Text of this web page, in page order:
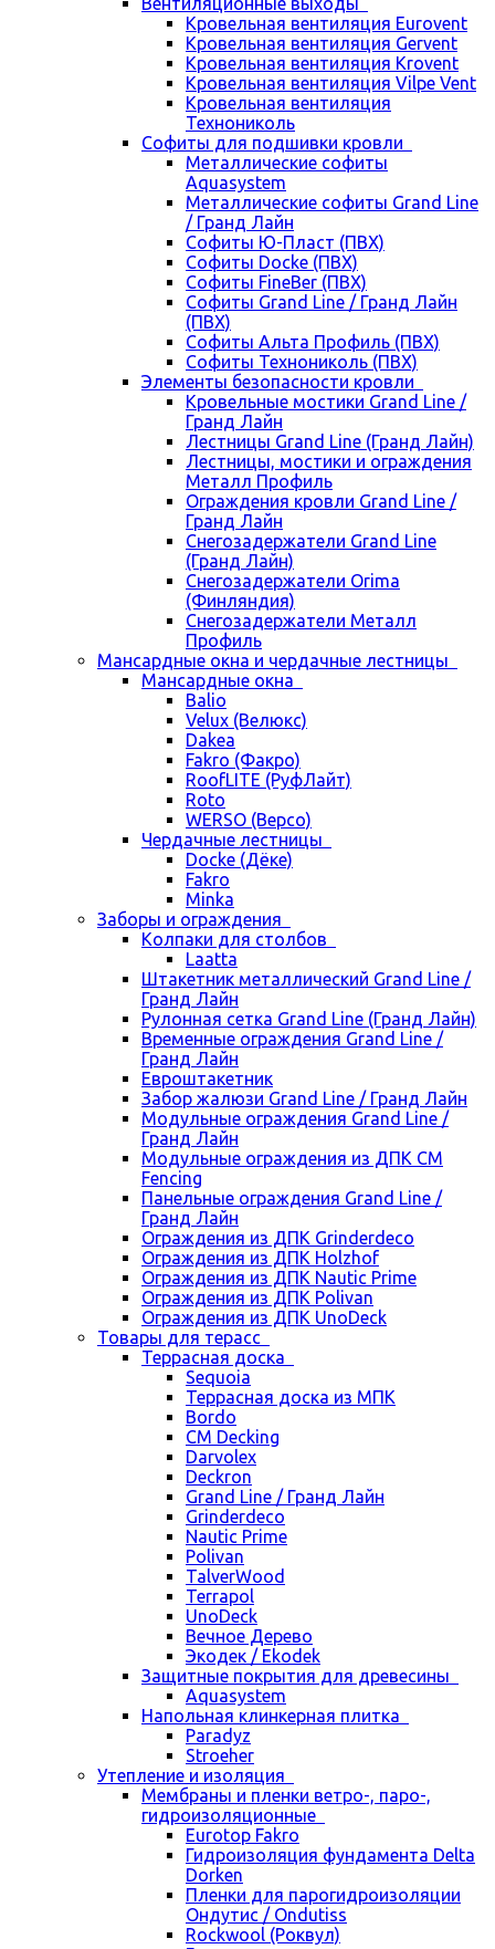
Кровельная вентиляция Eurovent
Кровельная вентиляция Gervent
Кровельная вентиляция Krovent
Кровельная вентиляция Vilpe Vent
Кровельная вентиляция
Технониколь
Cофиты для подшивки кровли
Металлические софиты
Aquasystem
Металлические софиты Grand Line
/ Гранд Лайн
Софиты Ю-Пласт (ПВХ)
Софиты Docke (ПВХ)
Софиты FineBer (ПВХ)
Софиты Grand Line / Гранд Лайн
(ПВХ)
Софиты Альта Профиль (ПВХ)
Софиты Технониколь (ПВХ)
Элементы безопасности кровли
Кровельные мостики Grand Line /
Гранд Лайн
Лестницы Grand Line (Гранд Лайн)
Лестницы, мостики и ограждения
Металл Профиль
Ограждения кровли Grand Line /
Гранд Лайн
Снегозадержатели Grand Line
(Гранд Лайн)
Снегозадержатели Orima
(Финляндия)
Снегозадержатели Металл
Профиль
Мансардные окна и чердачные лестницы
Мансардные окна
Balio
Velux (Велюкс)
Dakea
Fakro (Факро)
RoofLITE (РуфЛайт)
Roto
WERSO (Версо)
Чердачные лестницы
Docke (Дёке)
Fakro
Minka
Заборы и ограждения
Колпаки для столбов
Laatta
Штакетник металлический Grand Line /
Гранд Лайн
Рулонная сетка Grand Line (Гранд Лайн)
Временные ограждения Grand Line /
Гранд Лайн
Евроштакетник
Забор жалюзи Grand Line / Гранд Лайн
Модульные ограждения Grand Line /
Гранд Лайн
Модульные ограждения из ДПК CM
Fencing
Панельные ограждения Grand Line /
Гранд Лайн
Ограждения из ДПК Grinderdeco
Ограждения из ДПК Holzhof
Ограждения из ДПК Nautic Prime
Ограждения из ДПК Polivan
Ограждения из ДПК UnoDeck
Товары для терасс
Террасная доска
Sequoia
Террасная доска из МПК
Bordo
CM Decking
Darvolex
Deckron
Grand Line / Гранд Лайн
Grinderdeco
Nautic Prime
Polivan
TalverWood
Terrapol
UnoDeck
Вечное Дерево
Экодек / Ekodek
Защитные покрытия для древесины
Aquasystem
Напольная клинкерная плитка
Paradyz
Stroeher
Утепление и изоляция
Мембраны и пленки ветро-, паро-,
гидроизоляционные
Eurotop Fakro
Гидроизоляция фундамента Delta
Dorken
Пленки для парогидроизоляции
Ондутис / Ondutiss
Rockwool (Роквул)